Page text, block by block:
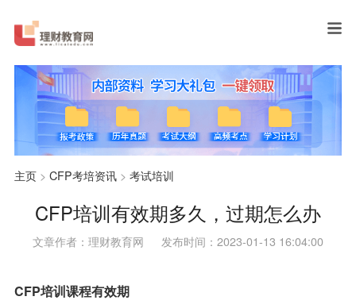
主页> CFP考培资讯> 考试培训
CFP培训有效期多久，过期怎么办
文章作者：理财教育网 发布时间：2023-01-13 16:04:00
CFP培训课程有效期